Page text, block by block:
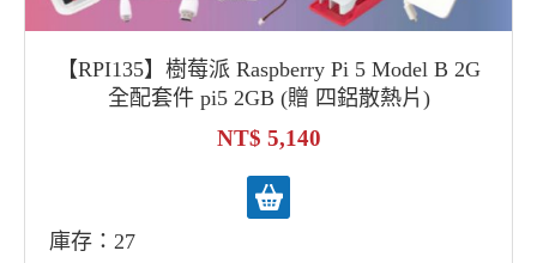
【RPI135】樹莓派 Raspberry Pi 5 Model B 2G
全配套件 pi5 2GB (贈 四鋁散熱片)
5,140
庫存：27